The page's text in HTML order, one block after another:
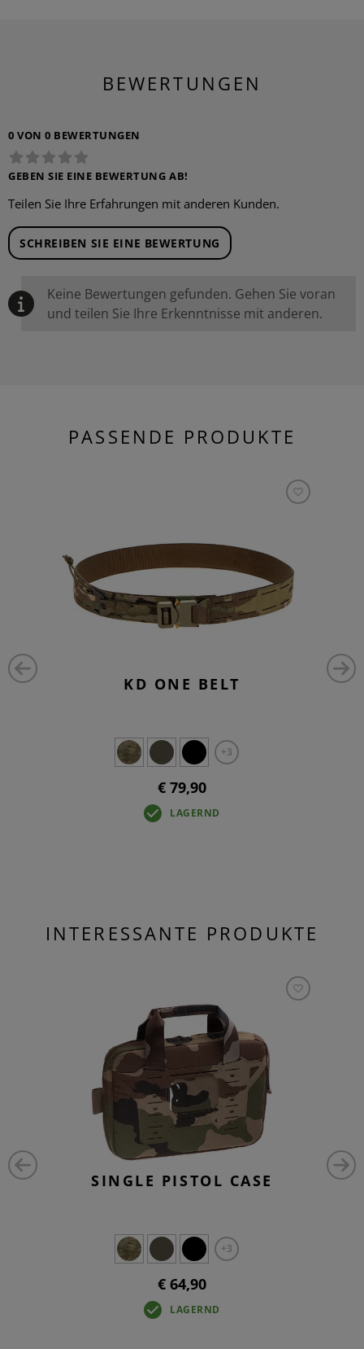
BEWERTUNGEN
0 VON 0 BEWERTUNGEN
GEBEN SIE EINE BEWERTUNG AB!
Teilen Sie Ihre Erfahrungen mit anderen Kunden.
SCHREIBEN SIE EINE BEWERTUNG
Keine Bewertungen gefunden. Gehen Sie voran
und teilen Sie Ihre Erkenntnisse mit anderen.
PASSENDE PRODUKTE
KD ONE BELT
+3
€ 79,90
LAGERND
INTERESSANTE PRODUKTE
SINGLE PISTOL CASE
+3
€ 64,90
LAGERND